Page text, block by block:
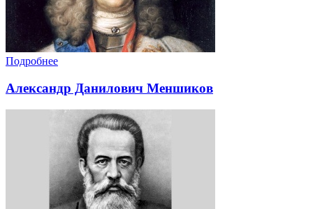
Подробнее
Александр Данилович Меншиков